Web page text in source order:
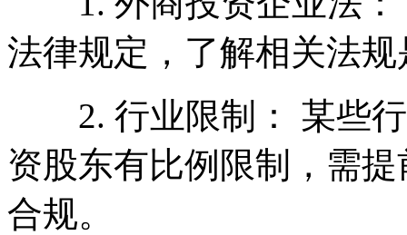
法律规定，了解相关法
2. 行业限制： 某些行
资股东有比例限制，需
合规。